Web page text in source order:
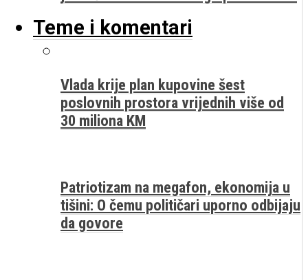
Teme i komentari
Vlada krije plan kupovine šest
poslovnih prostora vrijednih više od
30 miliona KM
Patriotizam na megafon, ekonomija u
tišini: O čemu političari uporno odbijaju
da govore